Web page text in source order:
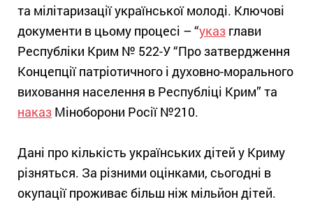
та мілітаризації української молоді. Ключові
документи в цьому процесі – “указ глави
Республіки Крим № 522-У “Про затвердження
Концепції патріотичного і духовно-морального
виховання населення в Республіці Крим” та
наказ Міноборони Росії №210.
Дані про кількість українських дітей у Криму
різняться. За різними оцінками, сьогодні в
окупації проживає більш ніж мільйон дітей.